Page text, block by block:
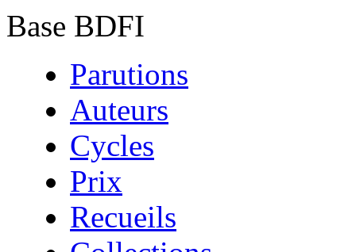
Base BDFI
Parutions
Auteurs
Cycles
Prix
Recueils